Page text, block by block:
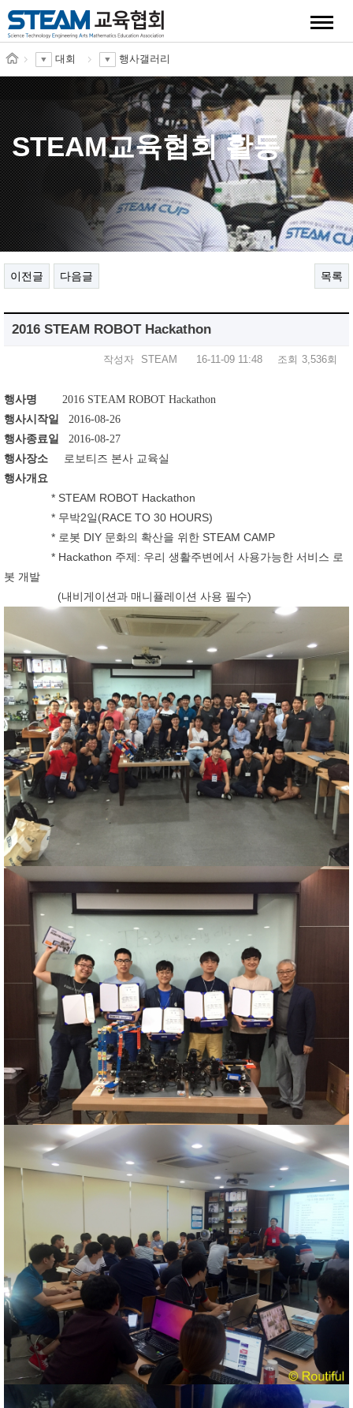
대회 행사갤러리
STEAM교육협회 활동
이전글 다음글 목록
2016 STEAM ROBOT Hackathon
작성자 STEAM 16-11-09 11:48 조회 3,536회
행사명
2016 STEAM ROBOT Hackathon
행사시작일
2016-08-26
행사종료일
2016-08-27
행사장소
로보티즈 본사 교육실
행사개요
* STEAM ROBOT Hackathon
* 무박2일(RACE TO 30 HOURS)
* 로봇 DIY 문화의 확산을 위한 STEAM CAMP
* Hackathon 주제: 우리 생활주변에서 사용가능한 서비스 로
봇 개발
(내비게이션과 매니퓰레이션 사용 필수)